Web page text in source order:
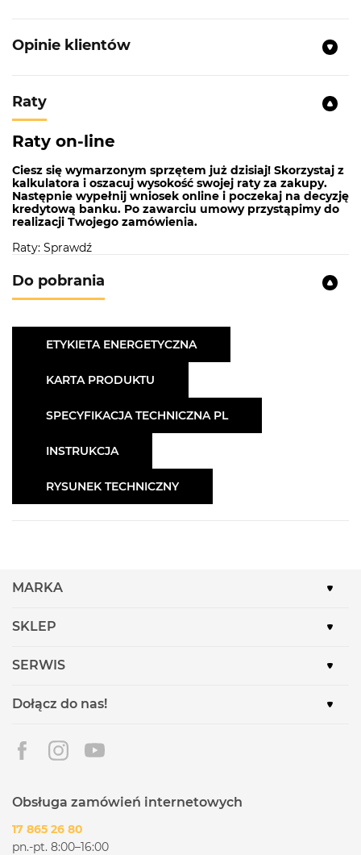
Opinie klientów
Raty
Raty on-line
Ciesz się wymarzonym sprzętem już dzisiaj! Skorzystaj z
kalkulatora i oszacuj wysokość swojej raty za zakupy.
Następnie wypełnij wniosek online i poczekaj na decyzję
kredytową banku. Po zawarciu umowy przystąpimy do
realizacji Twojego zamówienia.
Raty: Sprawdź
Do pobrania
ETYKIETA ENERGETYCZNA
KARTA PRODUKTU
SPECYFIKACJA TECHNICZNA PL
INSTRUKCJA
RYSUNEK TECHNICZNY
MARKA
SKLEP
SERWIS
Dołącz do nas!
Obsługa zamówień internetowych
17 865 26 80
pn.-pt. 8:00–16:00